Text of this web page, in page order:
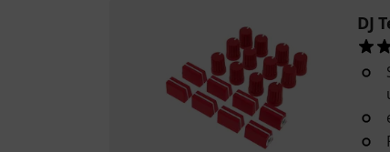
DJ